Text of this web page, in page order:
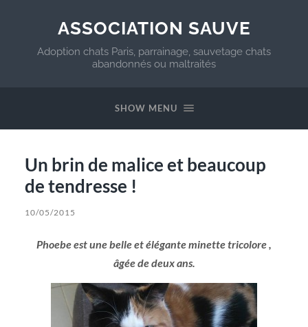
ASSOCIATION SAUVE
Adoption chats Paris, parrainage, sauvetage chats
abandonnés ou maltraités
SHOW MENU
Un brin de malice et beaucoup
de tendresse !
10/05/2015
Phoebe est une belle et élégante minette tricolore ,
âgée de deux ans.